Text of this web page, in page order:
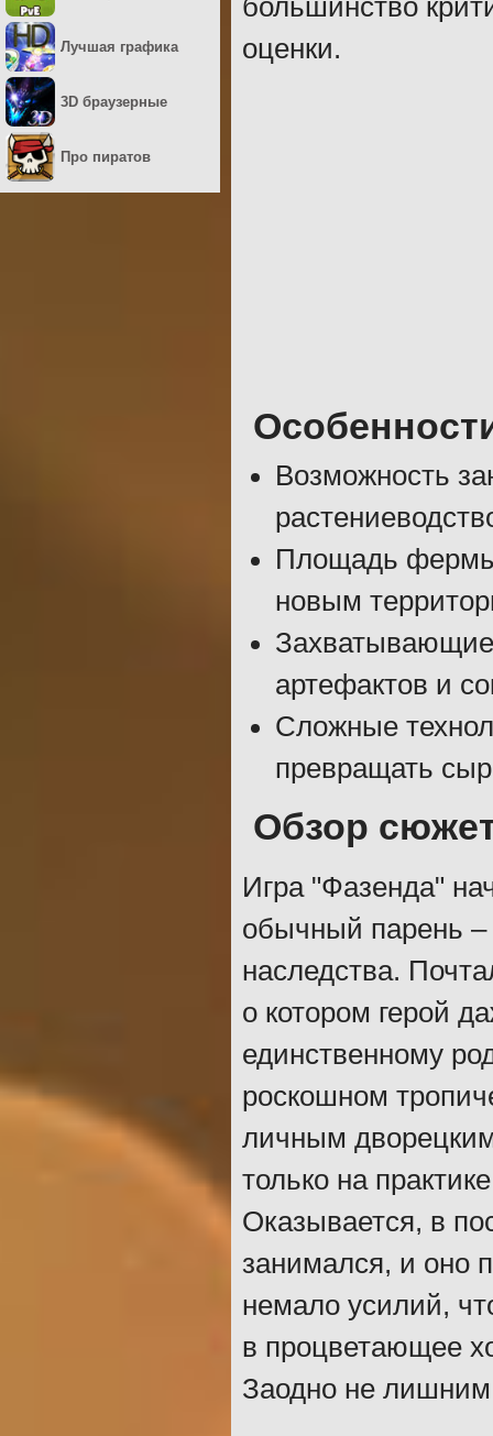
большинство
оценки.
Возможность
Площадь фермы
новым
Захватывающие
артефактов и
Сложные
превращать
Обзор
Игра "Фазенда"
обычный парень –
наследства.
о котором герой
единственному
роскошном
личным
только на
Оказывается, в
занимался, и оно
немало усилий,
в процветающее
Заодно не лишним
Лучшая графика
3D браузерные
Про пиратов